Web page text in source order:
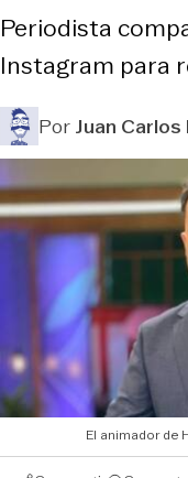
Periodista
Instagram para
PorJuan Carlos
El animador de